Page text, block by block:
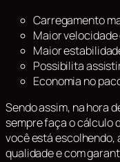
Carregamento
Maior
Maior
Possibilita
Economia no
Sendo assim, na hora
sempre faça o cálculo
você está escolhendo,
qualidade e com